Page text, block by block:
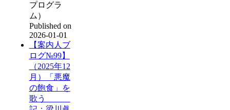
プログラ
ム）
Published on
2026-01-01
【案内人ブ
ログ№99】
（2025年12
月）「悪魔
の飽食」を
歌う